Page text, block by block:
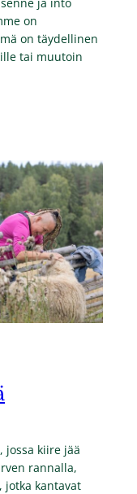
on
on täydellinen
tai muutoin
jossa kiire jää
rannalla,
jotka kantavat